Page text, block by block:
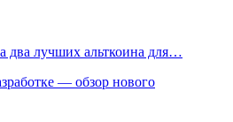
два лучших альткоина для…
— обзор нового